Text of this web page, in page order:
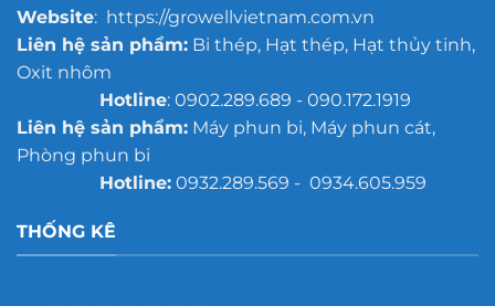
Website: https://growellvietnam.com.vn
Liên hệ sản phẩm:Bi thép, Hạt thép, Hạt thủy tinh,
Oxit nhôm
Hotline: 0902.289.689 - 090.172.1919
Liên hệ sản phẩm:Máy phun bi, Máy phun cát,
Phòng phun bi
Hotline:0932.289.569 - 0934.605.959
THỐNG KÊ